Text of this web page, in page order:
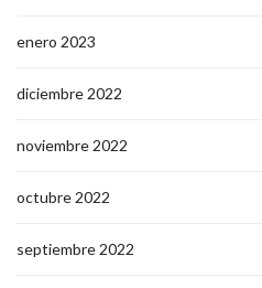
enero 2023
diciembre 2022
noviembre 2022
octubre 2022
septiembre 2022